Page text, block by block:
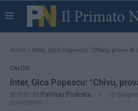
Home » Inter, Gica Popescu: “Chivu, prova di
CALCIO
Inter, Gica Popescu: “Chivu,
Scritto da Patrizio Podesta 10
commento